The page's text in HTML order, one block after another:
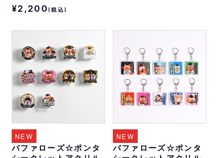
¥2,200 (税込)
NEW
バファローズ☆ポンタ
NEW
バファローズ☆ポンタ